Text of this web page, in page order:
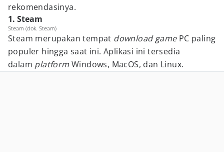
rekomendasinya.
1. Steam
Steam (dok. Steam)
Steam merupakan tempat download game PC paling
populer hingga saat ini. Aplikasi ini tersedia
dalam platformWindows, MacOS, dan Linux.